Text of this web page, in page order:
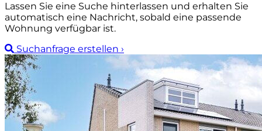
Lassen Sie eine Suche hinterlassen und erhalten Sie
automatisch eine Nachricht, sobald eine passende
Wohnung verfügbar ist.
Suchanfrage erstellen ›